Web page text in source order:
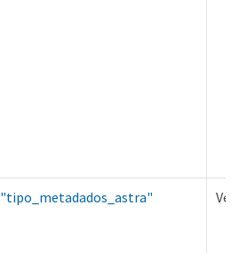
"tipo_metadados_astra"